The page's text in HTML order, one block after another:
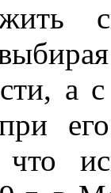
а